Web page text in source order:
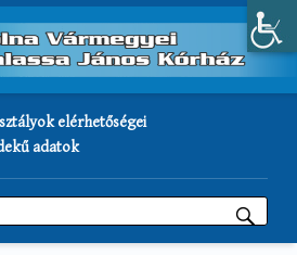
elérhetőségei
adatok